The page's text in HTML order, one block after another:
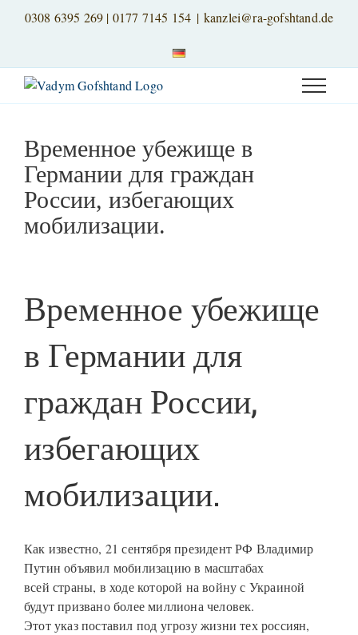
0308 6395 269 | 0177 7145 154 | kanzlei@ra-gofshtand.de
Временное убежище в
Германии для граждан
России, избегающих
мобилизации.
Image
Временное убежище
в Германии для
граждан России,
избегающих
мобилизации.
Как известно, 21 сентября президент РФ Владимир
Путин объявил мобилизацию в масштабах
всей страны, в ходе которой на войну с Украиной
будут призвано более миллиона человек.
Этот указ поставил под угрозу жизни тех россиян,